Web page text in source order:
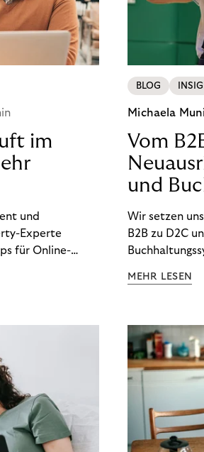
im
und
Experte
für Online-
BLOG
Michaela
Vom
und
Wir setzen
B2B zu D2C
im D2C-
MEHR LESEN